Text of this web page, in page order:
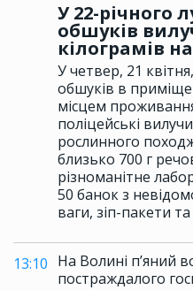
У 22-річного
обшуків
кілограмів
У четвер, 21
обшуків в
місцем
поліцейські
рослинного
близько 700 г
різноманітне
50 банок з
ваги, зіп-пакети
13:10 На Волині п’яний
постраждалого